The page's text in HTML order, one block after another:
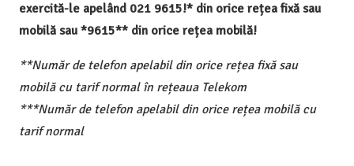
exercită-le apelând 021 9615!* din orice rețea fixă sau
mobilă sau *9615** din orice rețea mobilă!
**Număr de telefon apelabil din orice rețea fixă sau
mobilă cu tarif normal în rețeaua Telekom
***Număr de telefon apelabil din orice rețea mobilă cu
tarif normal